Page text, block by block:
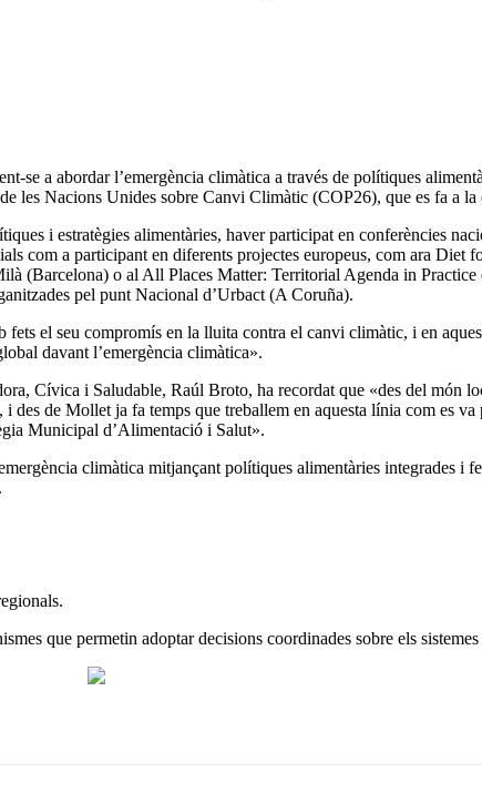
a abordar l’emergència climàtica a través de polítiques
les Nacions Unides sobre Canvi Climàtic (COP26), que es fa a la
i estratègies alimentàries, haver participat en conferències
com a participant en diferents projectes europeus, com ara Diet
(Barcelona) o al All Places Matter: Territorial Agenda in Practice
pel punt Nacional d’Urbact (A Coruña).
el seu compromís en la lluita contra el canvi climàtic, i en
davant l’emergència climàtica».
Cívica i Saludable, Raúl Broto, ha recordat que «des del món
de Mollet ja fa temps que treballem en aquesta línia com es
Municipal d’Alimentació i Salut».
climàtica mitjançant polítiques alimentàries integrades i
que permetin adoptar decisions coordinades sobre els